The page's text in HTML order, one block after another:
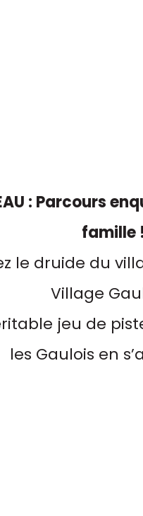
: Parcours
famille !
le druide du
Village
jeu de
les Gaulois en